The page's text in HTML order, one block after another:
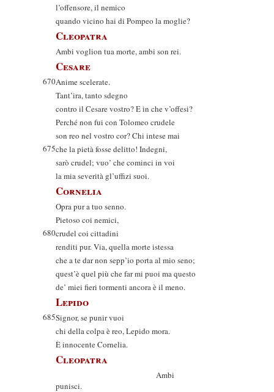
l’offensore, il nemico
quando vicino hai di Pompeo la moglie?
Cleopatra
Ambi voglion tua morte, ambi son rei.
Cesare
670Anime scelerate.
Tant’ira, tanto sdegno
contro il Cesare vostro? E in che v’offesi?
Perché non fui con Tolomeo crudele
son reo nel vostro cor? Chi intese mai
675che la pietà fosse delitto! Indegni,
sarò crudel; vuo’ che cominci in voi
la mia severità gl’uffizi suoi.
Cornelia
Opra pur a tuo senno.
Pietoso coi nemici,
680crudel coi cittadini
renditi pur. Via, quella morte istessa
che a te dar non sepp’io porta al mio seno;
quest’è quel più che far mi puoi ma questo
de’ miei fieri tormenti ancora è il meno.
Lepido
685Signor, se punir vuoi
chi della colpa è reo, Lepido mora.
È innocente Cornelia.
Cleopatra
Ambi
punisci.